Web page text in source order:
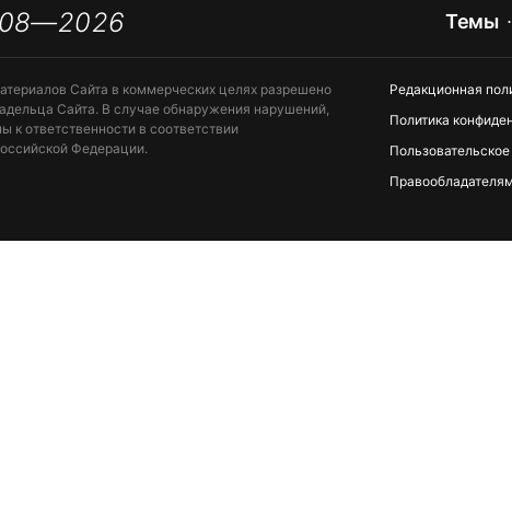
ПОПОЛНЕНИЕ APPLE ID Темы
Сайта в коммерческих целях разрешено
Сайта. В случае обнаружения нарушений,
к ответственности в соответствии
Федерации.
Редакционная
Политика
Правообладателям